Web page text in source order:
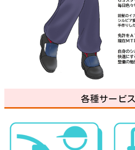
各種サービス